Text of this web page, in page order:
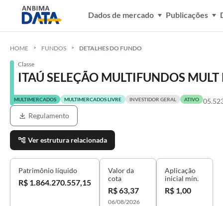
Dados de mercado Publicações
HOME FUNDOS DETALHES DO FUNDO
Classe
ITAÚ SELEÇÃO MULTIFUNDOS
MULTIMERCADOS MULTIMERCADOS LIVRE INVESTIDOR GERAL ATIVO
Regulamento
Ver estrutura relacionada
Patrimônio líquido
R$ 1.864.270.557,15
Valor da
cota
R$ 63,37
06/08/2026
Aplicação
inicial mín.
R$ 1,00